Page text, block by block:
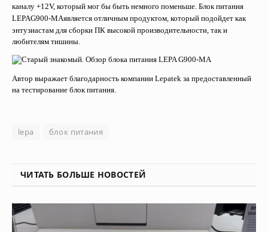
каналу +12V, который мог бы быть немного поменьше. Блок питания
LEPAG900-MAявляется отличным продуктом, который подойдет как
энтузиастам для сборки ПК высокой производительности, так и
любителям тишины.
Автор выражает благодарность компании Lepatek за предоставленный
на тестирование блок питания.
lepa блок питания
ЧИТАТЬ БОЛЬШЕ НОВОСТЕЙ